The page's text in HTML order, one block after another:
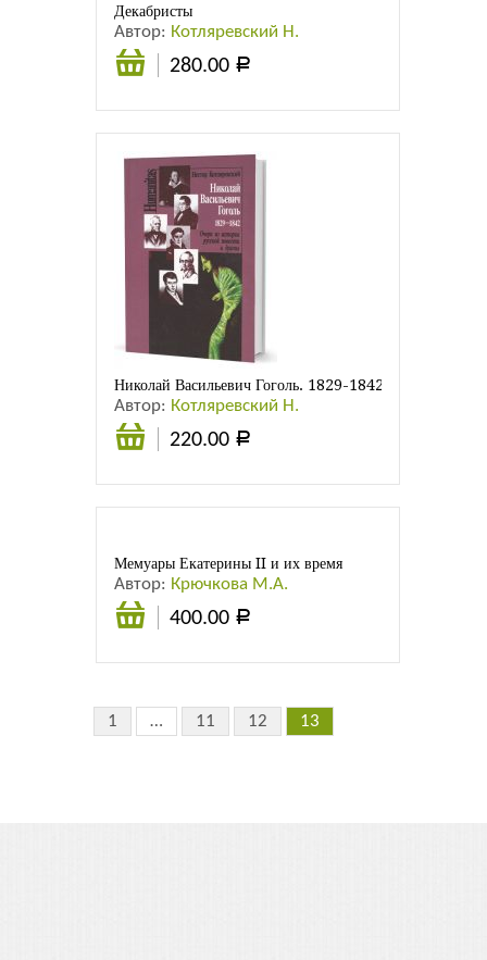
Декабристы
Автор: Котляревский Н.
280.00 Р
Николай Васильевич Гоголь. 1829-1842. Очерк из
Автор: Котляревский Н.
220.00 Р
Мемуары Екатерины II и их время
Автор: Крючкова М.А.
400.00 Р
1 … 11 12 13